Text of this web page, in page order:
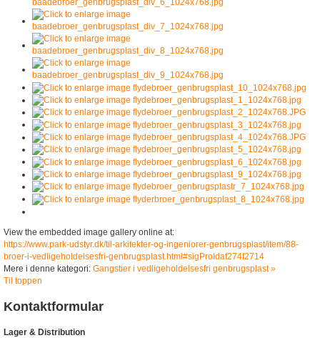
View the embedded image gallery online at:
https://www.park-udstyr.dk/til-arkitekter-og-ingeniorer-genbrugsplast/item/88-
broer-i-vedligeholdelsesfri-genbrugsplast.html#sigProIdaf274f2714
Mere i denne kategori: Gangstier i vedligeholdelsesfri genbrugsplast »
Til toppen
Kontaktformular
Lager & Distribution